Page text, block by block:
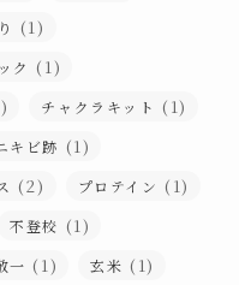
(1)
ク (1)
チャクラキット (1)
キビ跡 (1)
(2) プロテイン (1)
不登校 (1)
一 (1) 玄米 (1)